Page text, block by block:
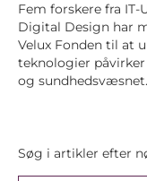
Fem forskere fra
Digital Design har
Velux Fonden til at
teknologier
og sundhedsvæsnet.
Søg i artikler efter